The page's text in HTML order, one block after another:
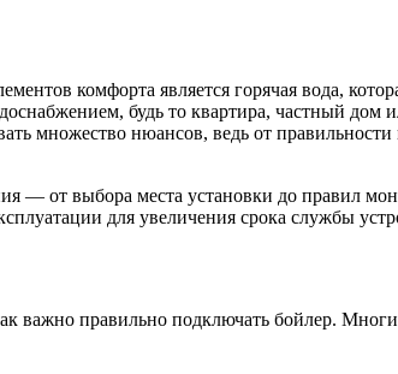
комфорта является горячая вода,
будь то квартира, частный дом
множество нюансов, ведь от
— от выбора места установки до правил
для увеличения срока службы
важно правильно подключать бойлер.